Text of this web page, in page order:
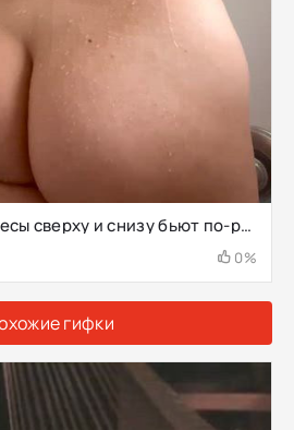
Женщины-тяжеловесы сверху и снизу бьют по-разному
0%
гифки